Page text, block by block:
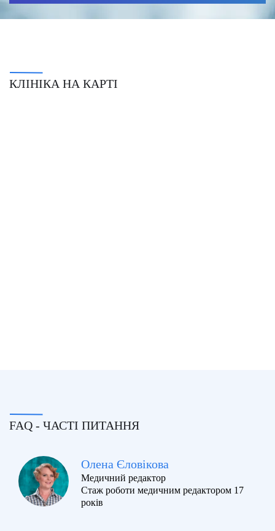
КЛІНІКА НА КАРТІ
FAQ - ЧАСТІ ПИТАННЯ
Олена Єловікова
Медичний редактор
Стаж роботи медичним редактором 17
років